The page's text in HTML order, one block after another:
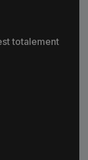
totalement